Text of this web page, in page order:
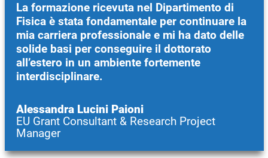
La formazione ricevuta nel Dipartimento di
Fisica è stata fondamentale per continuare la
mia carriera professionale e mi ha dato delle
solide basi per conseguire il dottorato
all’estero in un ambiente fortemente
interdisciplinare.
Alessandra Lucini Paioni
EU Grant Consultant & Research Project
Manager